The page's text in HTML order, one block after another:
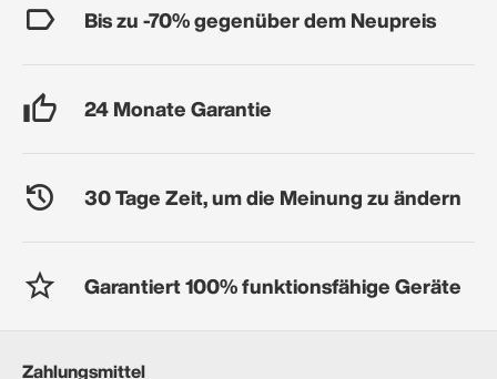
Bis zu -70% gegenüber dem Neupreis
24 Monate Garantie
30 Tage Zeit, um die Meinung zu ändern
Garantiert 100% funktionsfähige Geräte
Zahlungsmittel